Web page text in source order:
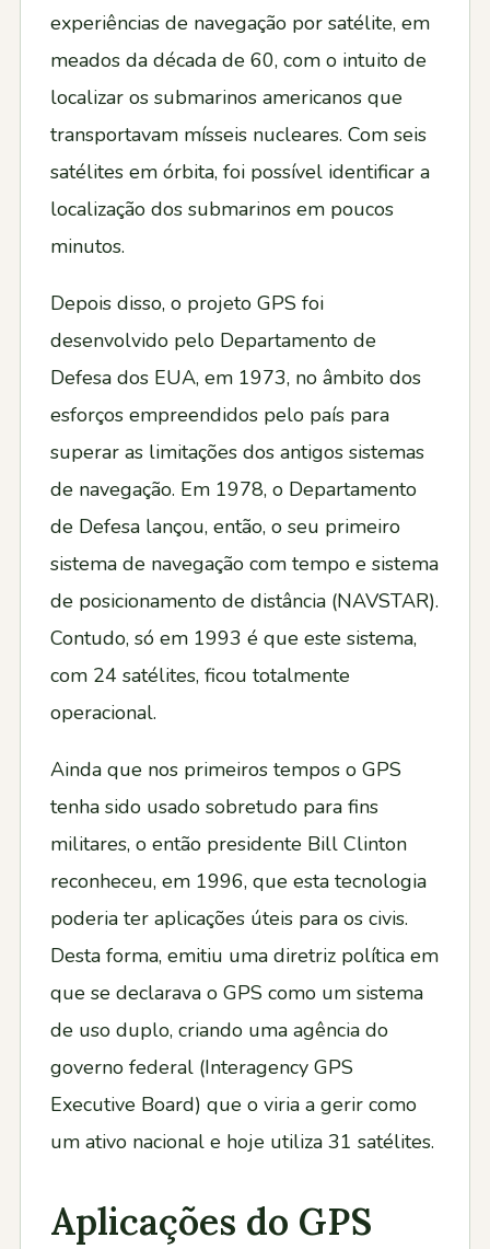
experiências de navegação por satélite, em
meados da década de 60, com o intuito de
localizar os submarinos americanos que
transportavam mísseis nucleares. Com seis
satélites em órbita, foi possível identificar a
localização dos submarinos em poucos
minutos.
Depois disso, o projeto GPS foi
desenvolvido pelo Departamento de
Defesa dos EUA, em 1973, no âmbito dos
esforços empreendidos pelo país para
superar as limitações dos antigos sistemas
de navegação. Em 1978, o Departamento
de Defesa lançou, então, o seu primeiro
sistema de navegação com tempo e sistema
de posicionamento de distância (NAVSTAR).
Contudo, só em 1993 é que este sistema,
com 24 satélites, ficou totalmente
operacional.
Ainda que nos primeiros tempos o GPS
tenha sido usado sobretudo para fins
militares, o então presidente Bill Clinton
reconheceu, em 1996, que esta tecnologia
poderia ter aplicações úteis para os civis.
Desta forma, emitiu uma diretriz política em
que se declarava o GPS como um sistema
de uso duplo, criando uma agência do
governo federal (Interagency GPS
Executive Board) que o viria a gerir como
um ativo nacional e hoje utiliza 31 satélites.
Aplicações do GPS